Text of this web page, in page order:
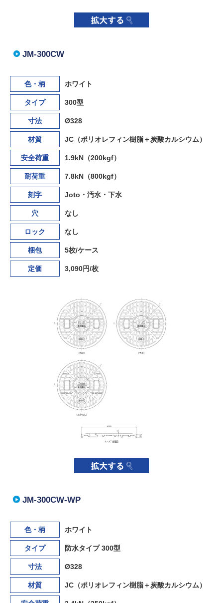
JM-300CW
色・柄 ホワイト
タイプ 300型
寸法 Ø328
材質 JC（ポリオレフィン樹脂＋炭酸カルシウム）
安全荷重 1.9kN（200kgf）
耐荷重 7.8kN（800kgf）
刻字 Joto・汚水・下水
穴 なし
ロック なし
梱包 5枚/ケース
定価 3,090円/枚
JM-300CW-WP
色・柄 ホワイト
タイプ 防水タイプ 300型
寸法 Ø328
材質 JC（ポリオレフィン樹脂＋炭酸カルシウム）